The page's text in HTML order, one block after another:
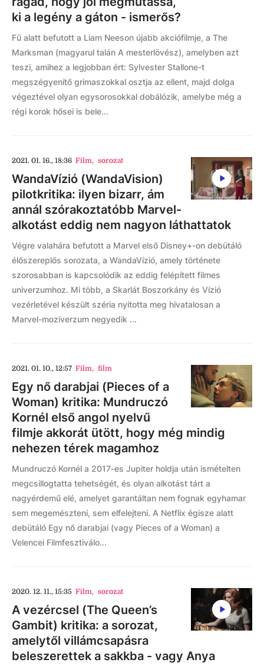
ki a legény a gáton - ismerős?
Fű alatt befutott a Liam Neeson újabb akciófilmje, a The
Marksman (magyarul talán A mesterlövész), amelyben azt
teszi, amihez a legjobban ért: Sylvester Stallone-t
megszégyenítő grimaszokkal osztja az ellent, majd dolga
végeztével olyan egysorosokkal dobálózik, amelybe még a
régi korok hősei is bele...
2021. 01. 16., 18:36 Film, sorozat
WandaVízió (WandaVision)
pilotkritika: ilyen bizarr, ám
annál szórakoztatóbb Marvel-
alkotást eddig nem nagyon láthattatok
Végre valahára befutott a Marvel első Disney+-on debütáló
élőszereplős sorozata, a WandaVízió, amely története
szorosabban is kapcsolódik az eddig felépített filmes
univerzumhoz. Mi több, a Skarlát Boszorkány és Vízió
vezérletével készült széria nyitotta meg hivatalosan a
Marvel-moziverzum negyedik ...
2021. 01. 10., 12:57 Film, film
Egy nő darabjai (Pieces of a
Woman) kritika: Mundruczó
Kornél első angol nyelvű
filmje akkorát ütött, hogy még mindig
nehezen térek magamhoz
Mundruczó Kornél a 2017-es Jupiter holdja után ismételten
megcsillogtatta tehetségét, és olyan alkotást tárt a
nagyérdemű elé, amelyet garantáltan nem fognak egyhamar
sem megemészteni, sem elfelejteni. A Netflix égisze alatt
debütáló Egy nő darabjai (vagy Pieces of a Woman) a
Velencei Filmfesztiválo...
2020. 12. 11., 15:35 Film, sorozat
A vezércsel (The Queen’s
Gambit) kritika: a sorozat,
amelytől villámcsapásra
beleszerettek a sakkba - vagy Anya